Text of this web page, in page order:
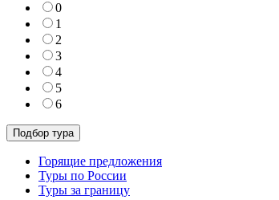
0
1
2
3
4
5
6
Горящие предложения
Туры по России
Туры за границу